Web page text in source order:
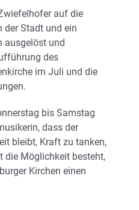
auf die
der Stadt und ein
ausgelöst und
des
im Juli und die
bis Samstag
dass der
bleibt, Kraft zu tanken,
die Möglichkeit besteht,
Kirchen einen